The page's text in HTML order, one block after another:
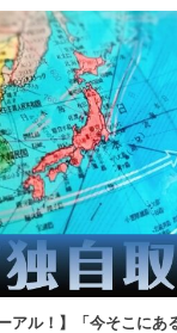
アル！】「今そこに